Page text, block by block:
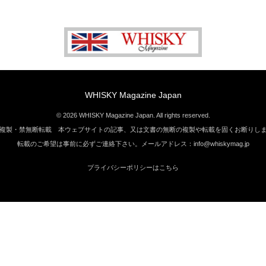
WHISKY Magazine Japan
© 2026 WHISKY Magazine Japan. All rights reserved.
製・禁無断転載 本ウェブサイトの記事、又は文書の無断の複製や転載を固くお断りし
転載のご希望は事前に必ずご連絡下さい。メールアドレス：info@whiskymag.jp
プライバシーポリシーはこちら